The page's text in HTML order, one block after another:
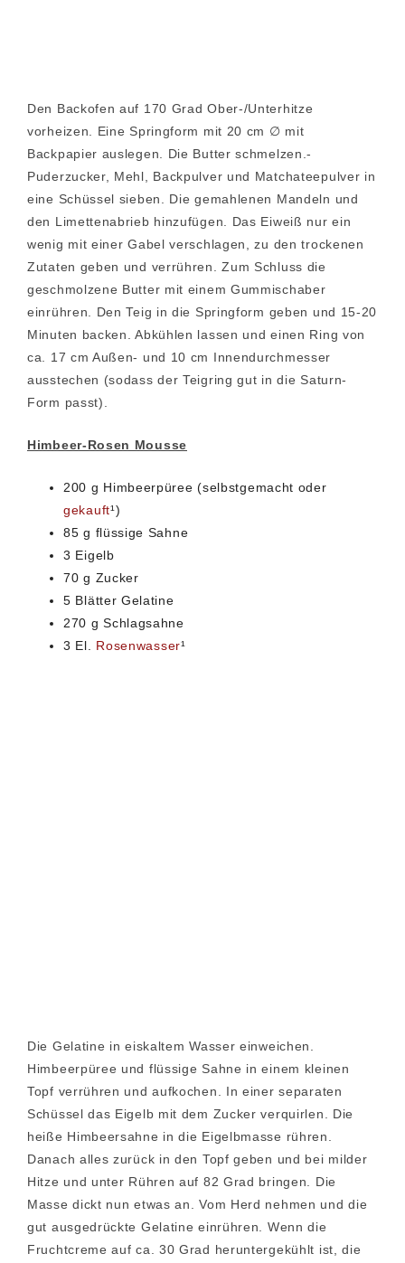
Den Backofen auf 170 Grad Ober-/Unterhitze
vorheizen. Eine Springform mit 20 cm ∅ mit
Backpapier auslegen. Die Butter schmelzen.-
Puderzucker, Mehl, Backpulver und Matchateepulver in
eine Schüssel sieben. Die gemahlenen Mandeln und
den Limettenabrieb hinzufügen. Das Eiweiß nur ein
wenig mit einer Gabel verschlagen, zu den trockenen
Zutaten geben und verrühren. Zum Schluss die
geschmolzene Butter mit einem Gummischaber
einrühren. Den Teig in die Springform geben und 15-20
Minuten backen. Abkühlen lassen und einen Ring von
ca. 17 cm Außen- und 10 cm Innendurchmesser
ausstechen (sodass der Teigring gut in die Saturn-
Form passt).
Himbeer-Rosen Mousse
200 g Himbeerpüree (selbstgemacht oder
gekauft¹)
85 g flüssige Sahne
3 Eigelb
70 g Zucker
5 Blätter Gelatine
270 g Schlagsahne
3 El. Rosenwasser¹
Die Gelatine in eiskaltem Wasser einweichen.
Himbeerpüree und flüssige Sahne in einem kleinen
Topf verrühren und aufkochen. In einer separaten
Schüssel das Eigelb mit dem Zucker verquirlen. Die
heiße Himbeersahne in die Eigelbmasse rühren.
Danach alles zurück in den Topf geben und bei milder
Hitze und unter Rühren auf 82 Grad bringen. Die
Masse dickt nun etwas an. Vom Herd nehmen und die
gut ausgedrückte Gelatine einrühren. Wenn die
Fruchtcreme auf ca. 30 Grad heruntergekühlt ist, die